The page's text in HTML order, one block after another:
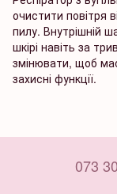
очистити повітря
пилу. Внутрішній
шкірі навіть за
змінювати, щоб
захисні функції.
073